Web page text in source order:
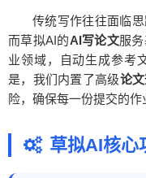
传统写作往往面临
而草拟AI的AI写论文服
业领域，自动生成参考
是，我们内置了高级论
险，确保每一份提交的作
草拟AI核心